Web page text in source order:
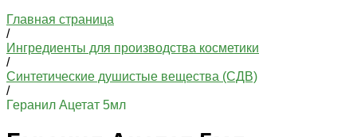
Главная страница
/
Ингредиенты для производства косметики
/
Синтетические душистые вещества (СДВ)
/
Геранил Ацетат 5мл